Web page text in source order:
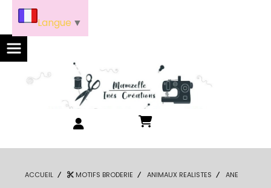
ACCUEIL MOTIFS BRODERIE ANIMAUX REALISTES ANE
Langue ▼